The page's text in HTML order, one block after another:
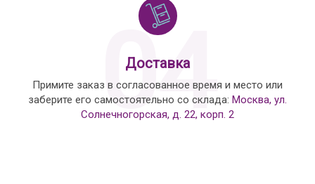
04
Доставка
Примите заказ в согласованное время и место или
заберите его самостоятельно со склада: Москва, ул.
Солнечногорская, д. 22, корп. 2